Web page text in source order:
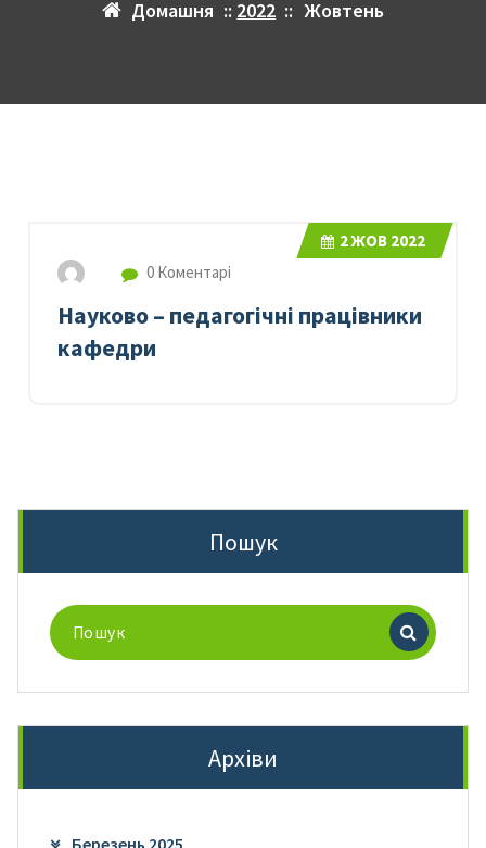
Домашня :: 2022 :: Жовтень
2ЖОВ 2022
0 Коментарі
Науково – педагогічні працівники
кафедри
Пошук
Пошук
для:
Архіви